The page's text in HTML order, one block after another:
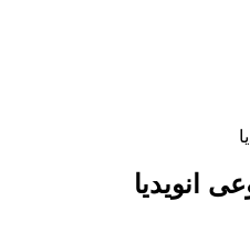
انویدیا